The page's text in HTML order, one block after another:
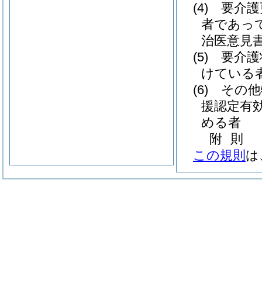
(4)
要介
者であっ
治医意見
(5)
要介
けている
(6)
その
援認定有
める者
附 則
この規則 は